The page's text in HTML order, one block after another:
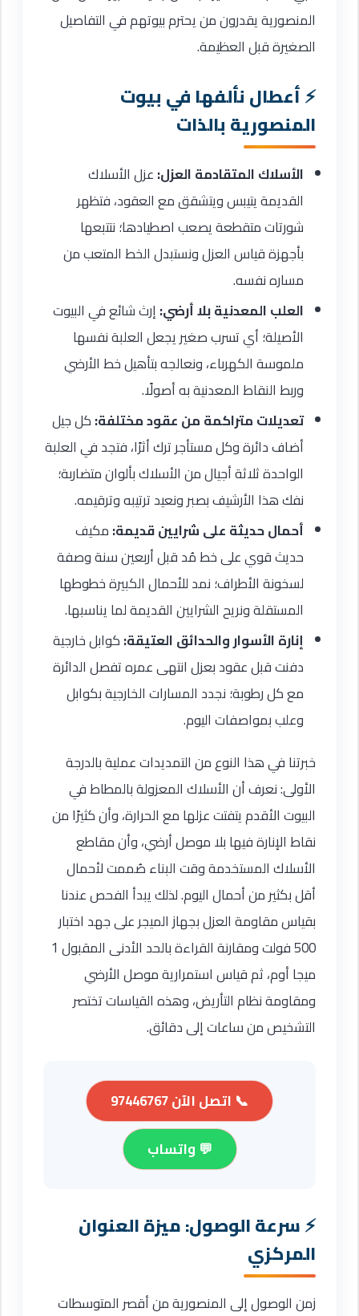
المنصورية يقدرون من يحترم بيوتهم في التفاصيل
الصغيرة قبل العظيمة.
أعطال نألفها في بيوت
المنصورية بالذات
الأسلاك المتقادمة العزل: عزل الأسلاك
القديمة يتيبس ويتشقق مع العقود، فتظهر
شورتات متقطعة يصعب اصطيادها؛ نتتبعها
بأجهزة قياس العزل ونستبدل الخط المتعب من
مساره نفسه.
العلب المعدنية بلا أرضي: إرث شائع في البيوت
الأصيلة؛ أي تسرب صغير يجعل العلبة نفسها
ملموسة الكهرباء، ونعالجه بتأهيل خط الأرضي
وربط النقاط المعدنية به أصولًا.
تعديلات متراكمة من عقود مختلفة: كل جيل
أضاف دائرة وكل مستأجر ترك أثرًا، فتجد في العلبة
الواحدة ثلاثة أجيال من الأسلاك بألوان متضاربة؛
نفك هذا الأرشيف بصبر ونعيد ترتيبه وترقيمه.
أحمال حديثة على شرايين قديمة: مكيف
حديث قوي على خط مُد قبل أربعين سنة وصفة
لسخونة الأطراف؛ نمد للأحمال الكبيرة خطوطها
المستقلة ونريح الشرايين القديمة لما يناسبها.
إنارة الأسوار والحدائق العتيقة: كوابل خارجية
دفنت قبل عقود بعزل انتهى عمره تفصل الدائرة
مع كل رطوبة؛ نجدد المسارات الخارجية بكوابل
وعلب بمواصفات اليوم.
خبرتنا في هذا النوع من التمديدات عملية بالدرجة
الأولى: نعرف أن الأسلاك المعزولة بالمطاط في
البيوت الأقدم يتفتت عزلها مع الحرارة، وأن كثيرًا من
نقاط الإنارة فيها بلا موصل أرضي، وأن مقاطع
الأسلاك المستخدمة وقت البناء صُممت لأحمال
أقل بكثير من أحمال اليوم. لذلك يبدأ الفحص عندنا
بقياس مقاومة العزل بجهاز الميجر على جهد اختبار
500 فولت ومقارنة القراءة بالحد الأدنى المقبول 1
ميجا أوم، ثم قياس استمرارية موصل الأرضي
ومقاومة نظام التأريض، وهذه القياسات تختصر
التشخيص من ساعات إلى دقائق.
📞 اتصل الآن 97446767
💬 واتساب
سرعة الوصول: ميزة العنوان
المركزي
زمن الوصول إلى المنصورية من أقصر المتوسطات